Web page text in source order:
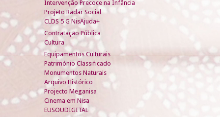
Intervenção Precoce na Infância
Projeto Radar Social
CLDS 5 G NisAjuda+
Contratação Pública
Cultura
Equipamentos Culturais
Património Classificado
Monumentos Naturais
Arquivo Histórico
Projecto Meganisa
Cinema em Nisa
EUSOUDIGITAL